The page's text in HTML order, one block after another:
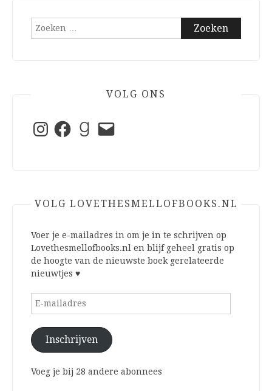
Zoeken
VOLG ONS
InstagramFacebookGoodreads
E-
mail
VOLG LOVETHESMELLOFBOOKS.NL
Voer je e-mailadres in om je in te schrijven op
Lovethesmellofbooks.nl en blijf geheel gratis op
de hoogte van de nieuwste boek gerelateerde
nieuwtjes ♥
E-
Inschrijven
Voeg je bij 28 andere abonnees